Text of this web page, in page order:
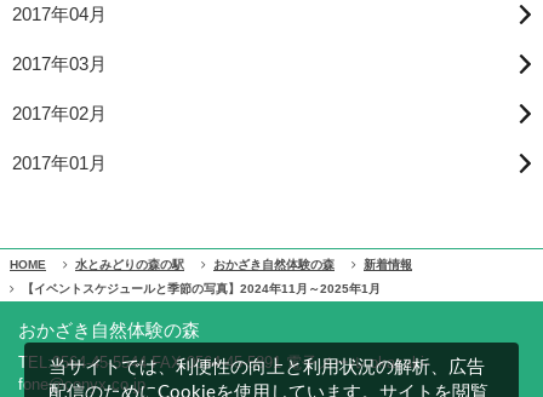
2017年04月
2017年03月
2017年02月
2017年01月
HOME 水とみどりの森の駅 おかざき自然体験の森
新着情報
【イベントスケジュールと季節の写真】2024年11月～2025年1月
おかざき自然体験の森
TEL:0564-45-5544 FAX:0564-45-5891 電子メール:okazaki-
fone@conyx.co.jp
当サイトでは、利便性の向上と利用状況の解析、広告
配信のためにCookieを使用しています。サイトを閲覧